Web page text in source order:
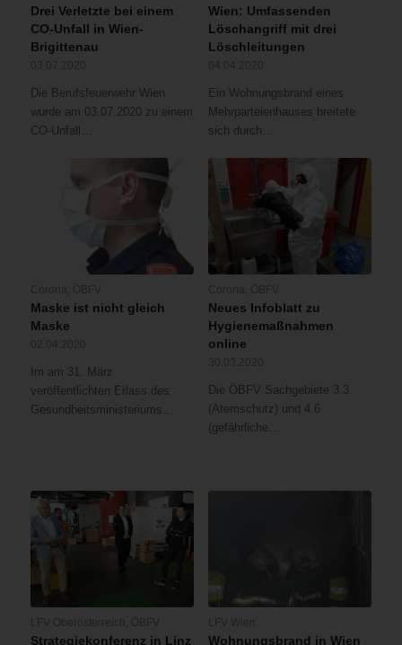
Drei Verletzte bei einem
CO-Unfall in Wien-
Brigittenau
Die Berufsfeuerwehr Wien
wurde am 03.07.2020 zu einem
CO-Unfall…
Wien: Umfassenden
Löschangriff mit drei
Löschleitungen
Ein Wohnungsbrand eines
Mehrparteienhauses breitete
sich durch…
Maske ist nicht gleich
Maske
Im am 31. März
veröffentlichten Erlass des
Gesundheitsministeriums…
Neues Infoblatt zu
Hygienemaßnahmen
online
Die ÖBFV Sachgebiete 3.3
(Atemschutz) und 4.6
(gefährliche…
Strategiekonferenz in Linz Wohnungsbrand in Wien